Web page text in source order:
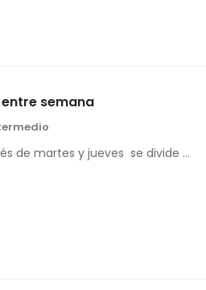
semana
de martes y jueves se divide …